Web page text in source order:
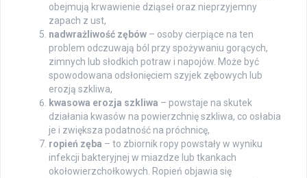
obejmują krwawienie dziąseł oraz nieprzyjemny
zapach z ust,
nadwrażliwość zębów – osoby cierpiące na ten
problem odczuwają ból przy spożywaniu gorących,
zimnych lub słodkich potraw i napojów. Może być
spowodowana odsłonięciem szyjek zębowych lub
erozją szkliwa,
kwasowa erozja szkliwa – powstaje na skutek
działania kwasów na powierzchnię szkliwa, co osłabia
je i zwiększa podatność na próchnicę,
ropień zęba – to zbiornik ropy powstały w wyniku
infekcji bakteryjnej w miazdze lub tkankach
okołowierzchołkowych. Ropień objawia się